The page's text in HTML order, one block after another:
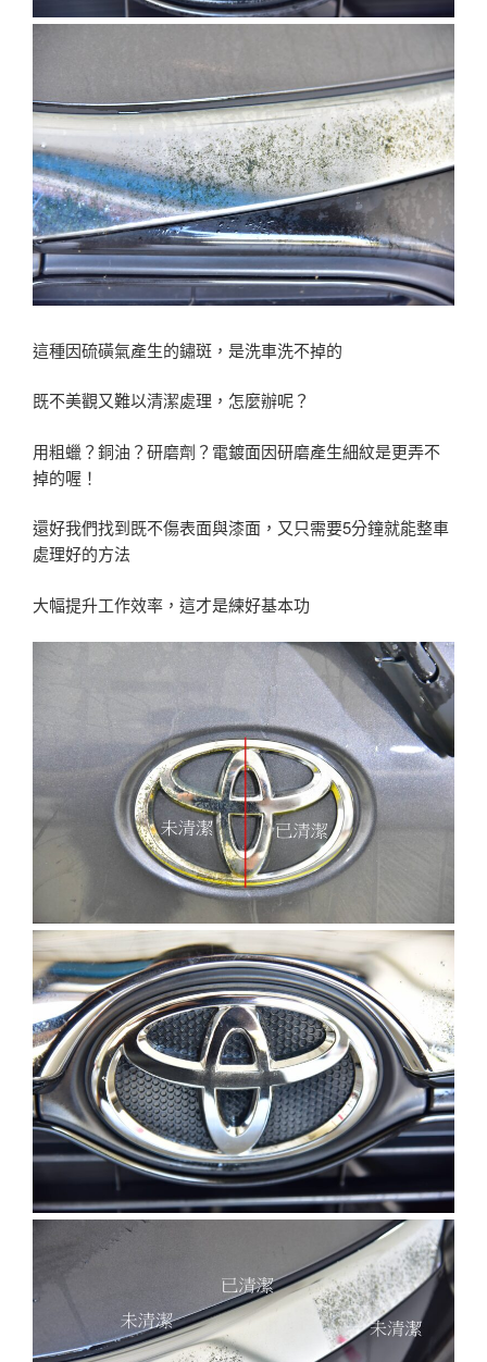
這種因硫磺氣產生的鏽斑，是洗車洗不掉的
既不美觀又難以清潔處理，怎麼辦呢？
用粗蠟？銅油？研磨劑？電鍍面因研磨產生細紋是更弄不
掉的喔！
還好我們找到既不傷表面與漆面，又只需要5分鐘就能整車
處理好的方法
大幅提升工作效率，這才是練好基本功